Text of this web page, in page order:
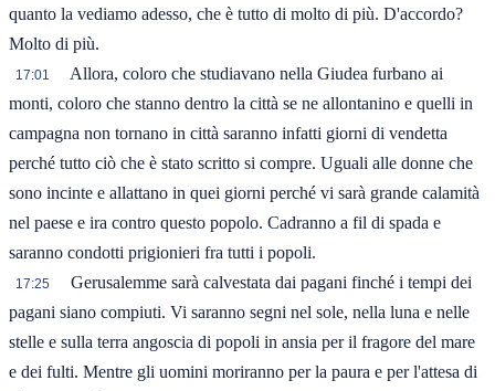
quanto la vediamo adesso, che è tutto di molto di più. D'accordo?
Molto di più.
17:01
Allora, coloro che studiavano nella Giudea furbano ai
monti, coloro che stanno dentro la città se ne allontanino e quelli in
campagna non tornano in città saranno infatti giorni di vendetta
perché tutto ciò che è stato scritto si compre. Uguali alle donne che
sono incinte e allattano in quei giorni perché vi sarà grande calamità
nel paese e ira contro questo popolo. Cadranno a fil di spada e
saranno condotti prigionieri fra tutti i popoli.
17:25
Gerusalemme sarà calvestata dai pagani finché i tempi dei
pagani siano compiuti. Vi saranno segni nel sole, nella luna e nelle
stelle e sulla terra angoscia di popoli in ansia per il fragore del mare
e dei fulti. Mentre gli uomini moriranno per la paura e per l'attesa di